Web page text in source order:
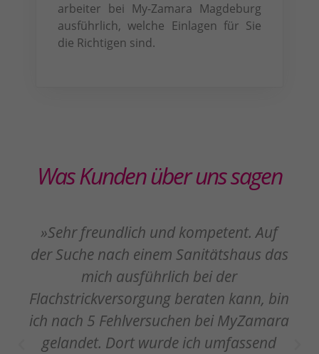
arbeiter bei My-Zamara Magde­burg
aus­führlich, welche Einlagen für Sie
die Richtigen sind.
Was Kunden über uns sagen
»Sehr freundlich und kompetent. Auf
der Suche nach einem Sanitätshaus das
mich ausführlich bei der
Flachstrickversorgung beraten kann, bin
ich nach 5 Fehlversuchen bei MyZamara
gelandet. Dort wurde ich umfassend